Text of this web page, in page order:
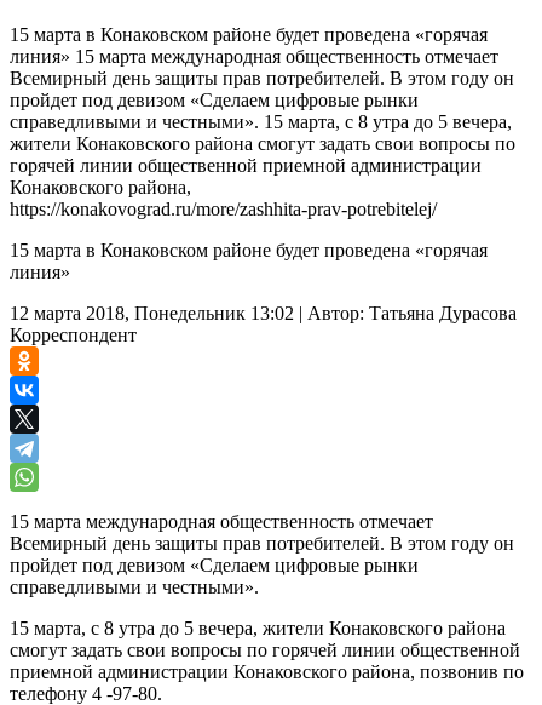
15 марта в Конаковском районе будет проведена «горячая
линия» 15 марта международная общественность отмечает
Всемирный день защиты прав потребителей. В этом году он
пройдет под девизом «Сделаем цифровые рынки
справедливыми и честными». 15 марта, с 8 утра до 5 вечера,
жители Конаковского района смогут задать свои вопросы по
горячей линии общественной приемной администрации
Конаковского района,
https://konakovograd.ru/more/zashhita-prav-potrebitelej/
15 марта в Конаковском районе будет проведена «горячая
линия»
12 марта 2018, Понедельник 13:02 | Автор: Татьяна Дурасова
Корреспондент
15 марта международная общественность отмечает
Всемирный день защиты прав потребителей. В этом году он
пройдет под девизом «Сделаем цифровые рынки
справедливыми и честными».
15 марта, с 8 утра до 5 вечера, жители Конаковского района
смогут задать свои вопросы по горячей линии общественной
приемной администрации Конаковского района, позвонив по
телефону 4 -97-80.